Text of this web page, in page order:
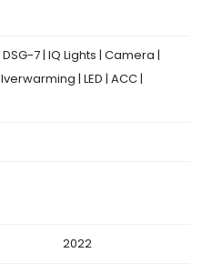
7 | IQ Lights | Camera |
| LED | ACC |
2022